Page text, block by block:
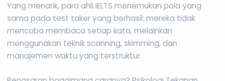
Yang menarik, para ahli IELTS menemukan pola yang
sama pada test taker yang berhasil: mereka tidak
mencoba membaca setiap kata, melainkan
menggunakan teknik scanning, skimming, dan
manajemen waktu yang terstruktur.